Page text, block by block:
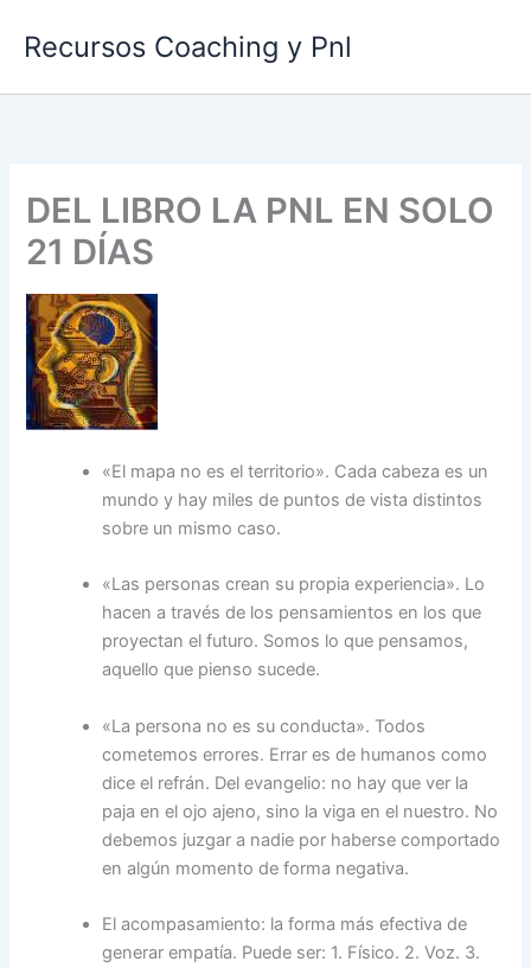
Recursos Coaching y Pnl
DEL LIBRO LA PNL EN SOLO
21 DÍAS
«El mapa no es el territorio». Cada cabeza es un
mundo y hay miles de puntos de vista distintos
sobre un mismo caso.
«Las personas crean su propia experiencia». Lo
hacen a través de los pensamientos en los que
proyectan el futuro. Somos lo que pensamos,
aquello que pienso sucede.
«La persona no es su conducta». Todos
cometemos errores. Errar es de humanos como
dice el refrán. Del evangelio: no hay que ver la
paja en el ojo ajeno, sino la viga en el nuestro. No
debemos juzgar a nadie por haberse comportado
en algún momento de forma negativa.
El acompasamiento: la forma más efectiva de
generar empatía. Puede ser: 1. Físico. 2. Voz. 3.